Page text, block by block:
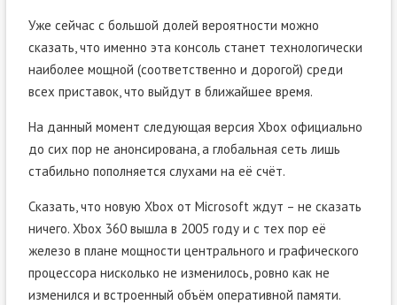
Уже сейчас с большой долей вероятности можно
сказать, что именно эта консоль станет технологически
наиболее мощной (соответственно и дорогой) среди
всех приставок, что выйдут в ближайшее время.
На данный момент следующая версия Xbox официально
до сих пор не анонсирована, а глобальная сеть лишь
стабильно пополняется слухами на её счёт.
Сказать, что новую Xbox от Microsoft ждут – не сказать
ничего. Xbox 360 вышла в 2005 году и с тех пор её
железо в плане мощности центрального и графического
процессора нисколько не изменилось, ровно как не
изменился и встроенный объём оперативной памяти.